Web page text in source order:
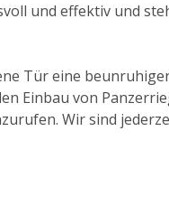
und effektiv und
Tür eine
Einbau von
Wir sind